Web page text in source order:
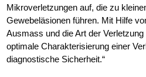
Mikroverletzungen auf, die zu
Gewebeläsionen führen. Mit Hilfe
Ausmass und die Art der
optimale Charakterisierung einer
diagnostische Sicherheit.“